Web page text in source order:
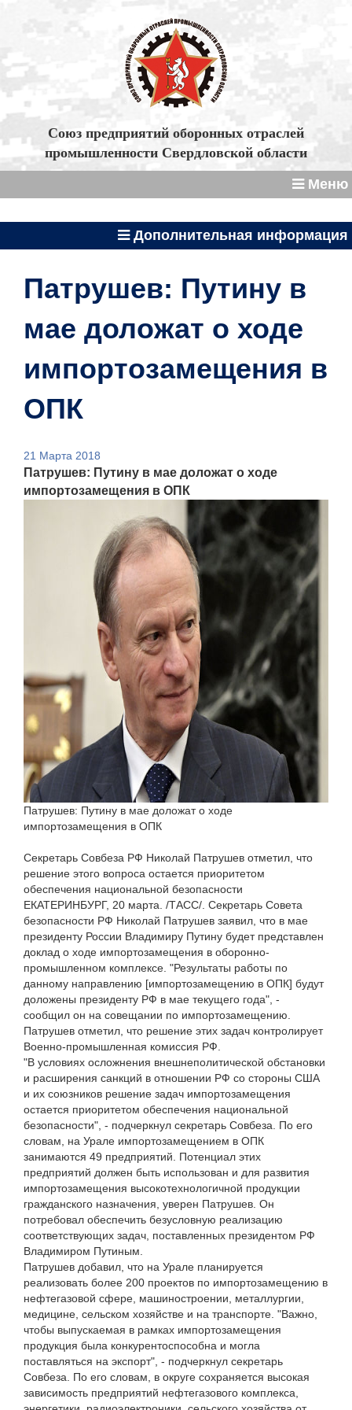
Союз предприятий оборонных отраслей
промышленности Свердловской области
Меню
Дополнительная информация
Патрушев: Путину в
мае доложат о ходе
импортозамещения в
ОПК
21 Марта 2018
Патрушев: Путину в мае доложат о ходе
импортозамещения в ОПК
Патрушев: Путину в мае доложат о ходе
импортозамещения в ОПК
Секретарь Совбеза РФ Николай Патрушев отметил, что
решение этого вопроса остается приоритетом
обеспечения национальной безопасности
ЕКАТЕРИНБУРГ, 20 марта. /ТАСС/. Секретарь Совета
безопасности РФ Николай Патрушев заявил, что в мае
президенту России Владимиру Путину будет представлен
доклад о ходе импортозамещения в оборонно-
промышленном комплексе. "Результаты работы по
данному направлению [импортозамещению в ОПК] будут
доложены президенту РФ в мае текущего года", -
сообщил он на совещании по импортозамещению.
Патрушев отметил, что решение этих задач контролирует
Военно-промышленная комиссия РФ.
"В условиях осложнения внешнеполитической обстановки
и расширения санкций в отношении РФ со стороны США
и их союзников решение задач импортозамещения
остается приоритетом обеспечения национальной
безопасности", - подчеркнул секретарь Совбеза. По его
словам, на Урале импортозамещением в ОПК
занимаются 49 предприятий. Потенциал этих
предприятий должен быть использован и для развития
импортозамещения высокотехнологичной продукции
гражданского назначения, уверен Патрушев. Он
потребовал обеспечить безусловную реализацию
соответствующих задач, поставленных президентом РФ
Владимиром Путиным.
Патрушев добавил, что на Урале планируется
реализовать более 200 проектов по импортозамещению в
нефтегазовой сфере, машиностроении, металлургии,
медицине, сельском хозяйстве и на транспорте. "Важно,
чтобы выпускаемая в рамках импортозамещения
продукция была конкурентоспособна и могла
поставляться на экспорт", - подчеркнул секретарь
Совбеза. По его словам, в округе сохраняется высокая
зависимость предприятий нефтегазового комплекса,